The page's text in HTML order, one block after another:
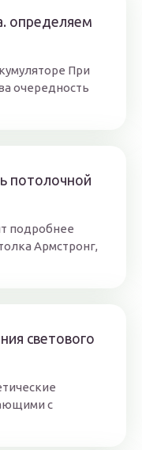
определяем
При
очередность
потолочной
подробнее
Армстронг,
светового
с